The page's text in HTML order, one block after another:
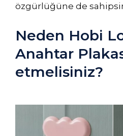
özgürlüğüne de
Neden Hobi
Anahtar
etmelisiniz?